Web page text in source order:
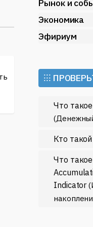
Рынок и
Экономика
Эфириум
⁝⁝⁝
Что
Кто
Что такое
Indicator